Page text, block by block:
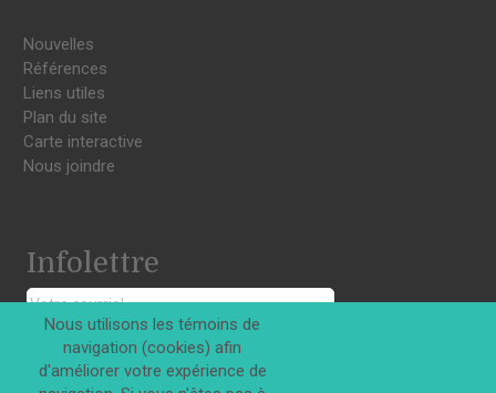
Nouvelles
Références
Liens utiles
Plan du site
Carte interactive
Nous joindre
Infolettre
S'INSCRIRE
Nous utilisons les témoins de
navigation (cookies) afin
d'améliorer votre expérience de